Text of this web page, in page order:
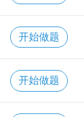
开始做题
开始做题